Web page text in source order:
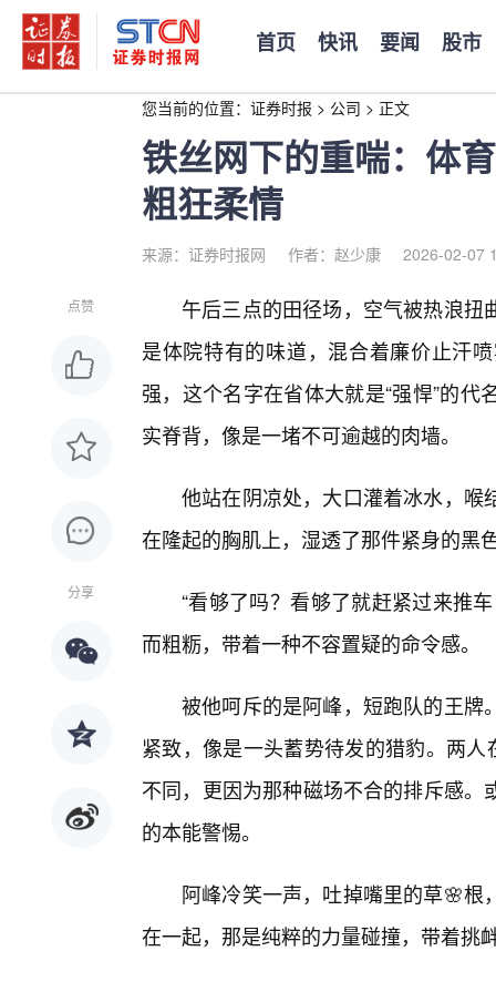
首页 快讯 要闻 股市
您当前的位置： 证券时报 > 公司 > 正文
铁丝网下的重喘：体
粗狂柔情
来源：证券时报网 作者：赵少康 2026-02-07
点赞
分享
午后三点的田径场，空气被热浪
是体院特有的味道，混合着廉价止汗
强，这个名字在省体大就是“强悍”的
实脊背，像是一堵不可逾越的肉墙。
他站在阴凉处，大口灌着冰水，喉
在隆起的胸肌上，湿透了那件紧身的黑
“看够了吗？看够了就赶紧过来推
而粗粝，带着一种不容置疑的命令感。
被他呵斥的是阿峰，短跑队的王牌
紧致，像是一头蓄势待发的猎豹。两
不同，更因为那种磁场不合的排斥感
的本能警惕。
阿峰冷笑一声，吐掉嘴里的草🌸
在一起，那是纯粹的力量碰撞，带着挑